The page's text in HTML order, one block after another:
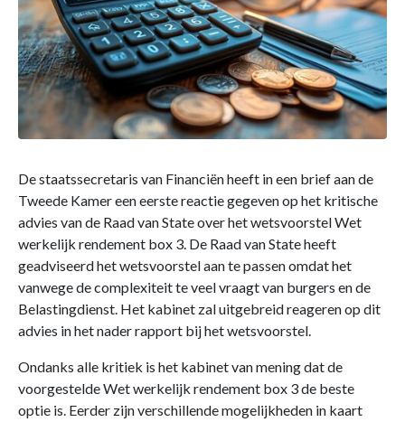
De staatssecretaris van Financiën heeft in een brief aan de
Tweede Kamer een eerste reactie gegeven op het kritische
advies van de Raad van State over het wetsvoorstel Wet
werkelijk rendement box 3. De Raad van State heeft
geadviseerd het wetsvoorstel aan te passen omdat het
vanwege de complexiteit te veel vraagt van burgers en de
Belastingdienst. Het kabinet zal uitgebreid reageren op dit
advies in het nader rapport bij het wetsvoorstel.
Ondanks alle kritiek is het kabinet van mening dat de
voorgestelde Wet werkelijk rendement box 3 de beste
optie is. Eerder zijn verschillende mogelijkheden in kaart